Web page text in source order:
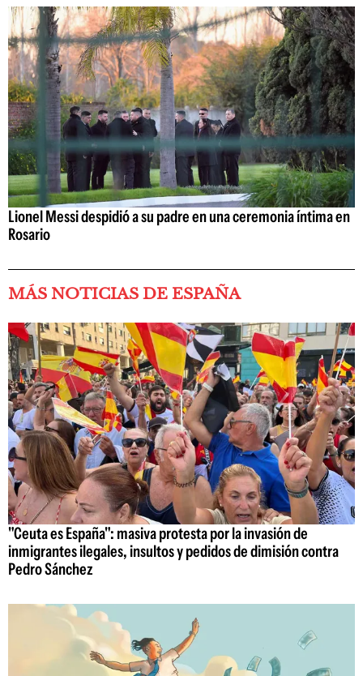
Lionel Messi despidió a su padre en una ceremonia íntima en
Rosario
MÁS NOTICIAS DE ESPAÑA
"Ceuta es España": masiva protesta por la invasión de
inmigrantes ilegales, insultos y pedidos de dimisión contra
Pedro Sánchez